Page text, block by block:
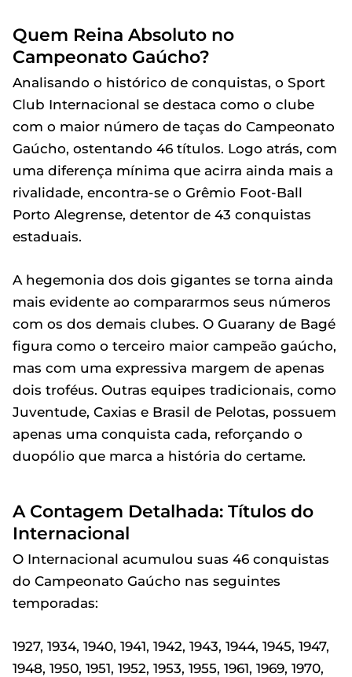
Quem Reina Absoluto no
Campeonato Gaúcho?
Analisando o histórico de conquistas, o Sport
Club Internacional se destaca como o clube
com o maior número de taças do Campeonato
Gaúcho, ostentando 46 títulos. Logo atrás, com
uma diferença mínima que acirra ainda mais a
rivalidade, encontra-se o Grêmio Foot-Ball
Porto Alegrense, detentor de 43 conquistas
estaduais.
A hegemonia dos dois gigantes se torna ainda
mais evidente ao compararmos seus números
com os dos demais clubes. O Guarany de Bagé
figura como o terceiro maior campeão gaúcho,
mas com uma expressiva margem de apenas
dois troféus. Outras equipes tradicionais, como
Juventude, Caxias e Brasil de Pelotas, possuem
apenas uma conquista cada, reforçando o
duopólio que marca a história do certame.
A Contagem Detalhada: Títulos do
Internacional
O Internacional acumulou suas 46 conquistas
do Campeonato Gaúcho nas seguintes
temporadas:
1927, 1934, 1940, 1941, 1942, 1943, 1944, 1945, 1947,
1948, 1950, 1951, 1952, 1953, 1955, 1961, 1969, 1970,